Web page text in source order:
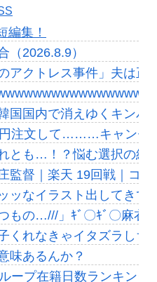
編集！
（2026.8.9）
アクトレス事件」夫は
国国内で消えゆくキンパ
円注文して………キャンセ
とも…！？悩む選択の結
監督｜楽天 19回戦｜コ
ッなイラスト出してきて
もの…///」ｷﾞ〇ｷﾞ〇麻
くれなきゃイタズラし
味あるんか？
ープ在籍日数ランキン